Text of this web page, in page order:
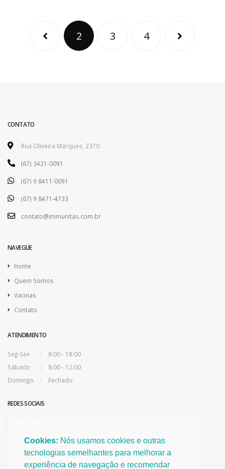
Cookies: Nós usamos cookies e outras
tecnologias semelhantes para melhorar a
experiência de navegação e recomendar
2 3 4
CONTATO
Rua Oliveira Marques, 2370
(67) 3421-0091
(67) 9 8411-0091
(67) 9 8471-4733
contato@immunitas.com.br
NAVEGUE
Home
Quem Somos
Vacinas
Contato
ATENDIMENTO
Seg-Sex
8:00 - 18:00
Sábado
8:00 - 12:00
Domingo
Fechado
REDES SOCIAIS